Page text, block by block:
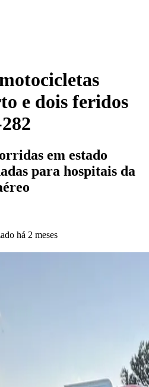
e dois feridos
em estado
para hospitais da
há 2 meses